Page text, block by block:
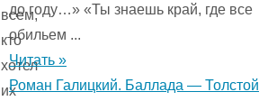
всем,
кто
хотел
их
до году…» «Ты знаешь край, где все
обильем ...
Читать »
Роман Галицкий. Баллада — Толстой